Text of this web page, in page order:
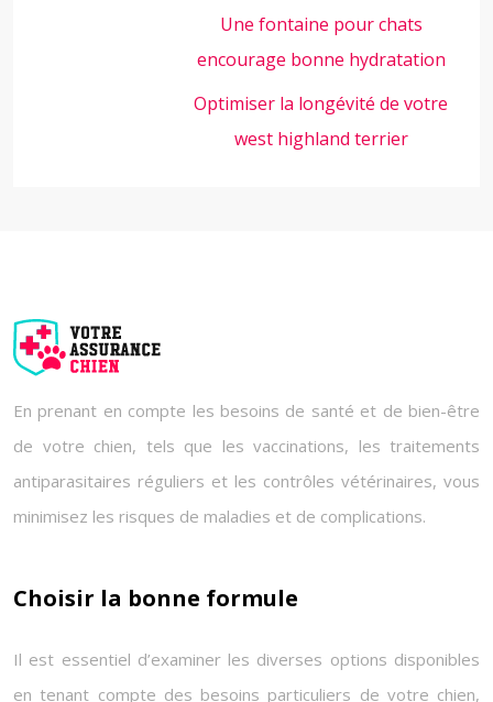
Une fontaine pour chats
encourage bonne hydratation
Optimiser la longévité de votre
west highland terrier
En prenant en compte les besoins de santé et de bien-être
de votre chien, tels que les vaccinations, les traitements
antiparasitaires réguliers et les contrôles vétérinaires, vous
minimisez les risques de maladies et de complications.
Choisir la bonne formule
Il est essentiel d’examiner les diverses options disponibles
en tenant compte des besoins particuliers de votre chien,